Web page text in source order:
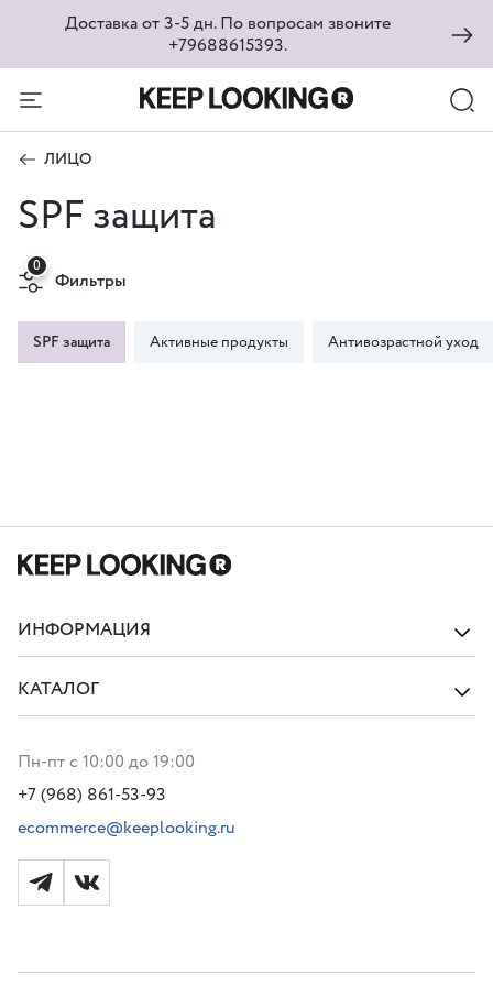
Доставка от 3-5 дн. По вопросам звоните
+79688615393.
ЛИЦО
SPF защита
Фильтры
0
SPF защита Активные продукты Антивозрастной уход
ИНФОРМАЦИЯ
КАТАЛОГ
Пн-пт с 10:00 до 19:00
+7 (968) 861-53-93
ecommerce@keeplooking.ru